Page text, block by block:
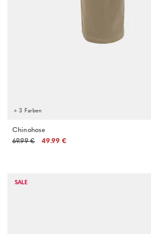
+ 3 Farben
Chinohose
69.99 €
49.99 €
SALE